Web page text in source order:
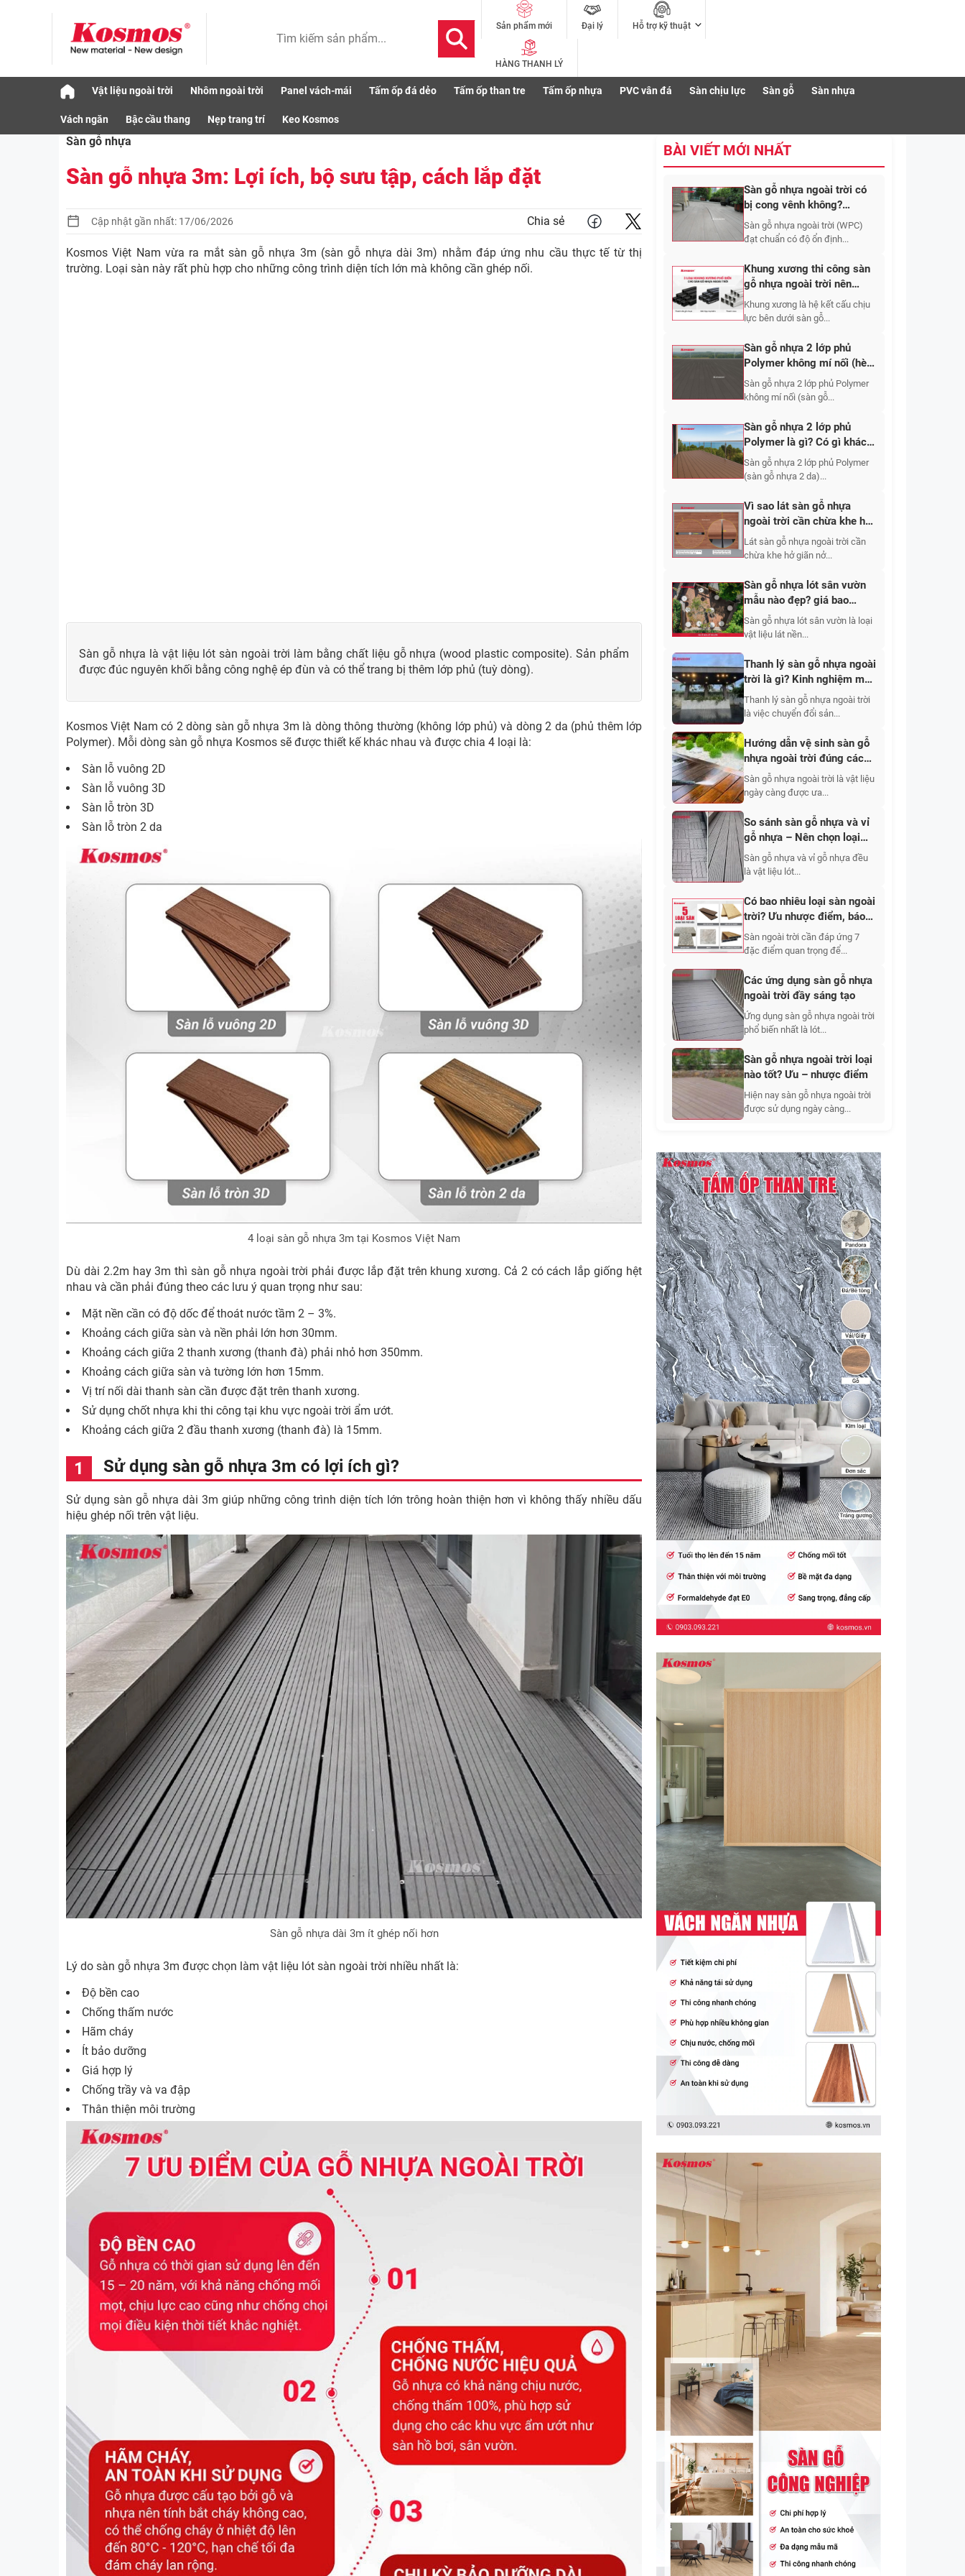
Sản phẩm mới Đại lý Hỗ trợ kỹ thuật
HÀNG THANH LÝ
Vật liệu ngoài trời Nhôm ngoài trời Panel vách-mái Tấm ốp đá dẻo Tấm ốp than tre Tấm ốp nhựa PVC vân đá Sàn chịu lực Sàn gỗ Sàn nhựa
Vách ngăn Bậc cầu thang Nẹp trang trí Keo Kosmos
Sàn gỗ nhựa
Sàn gỗ nhựa 3m: Lợi ích, bộ sưu tập, cách lắp đặt
Cập nhật gần nhất: 17/06/2026 Chia sẻ
Kosmos Việt Nam vừa ra mắt sàn gỗ nhựa 3m (sàn gỗ nhựa dài 3m) nhằm đáp ứng nhu cầu thực tế từ thị
trường. Loại sàn này rất phù hợp cho những công trình diện tích lớn mà không cần ghép nối.
Sàn gỗ nhựa là vật liệu lót sàn ngoài trời làm bằng chất liệu gỗ nhựa (wood plastic composite). Sản phẩm
được đúc nguyên khối bằng công nghệ ép đùn và có thể trang bị thêm lớp phủ (tuỳ dòng).
Kosmos Việt Nam có 2 dòng sàn gỗ nhựa 3m là dòng thông thường (không lớp phủ) và dòng 2 da (phủ thêm lớp
Polymer). Mỗi dòng sàn gỗ nhựa Kosmos sẽ được thiết kế khác nhau và được chia 4 loại là:
Sàn lỗ vuông 2D
Sàn lỗ vuông 3D
Sàn lỗ tròn 3D
Sàn lỗ tròn 2 da
4 loại sàn gỗ nhựa 3m tại Kosmos Việt Nam
Dù dài 2.2m hay 3m thì sàn gỗ nhựa ngoài trời phải được lắp đặt trên khung xương. Cả 2 có cách lắp giống hệt
nhau và cần phải đúng theo các lưu ý quan trọng như sau:
Mặt nền cần có độ dốc để thoát nước tầm 2 – 3%.
Khoảng cách giữa sàn và nền phải lớn hơn 30mm.
Khoảng cách giữa 2 thanh xương (thanh đà) phải nhỏ hơn 350mm.
Khoảng cách giữa sàn và tường lớn hơn 15mm.
Vị trí nối dài thanh sàn cần được đặt trên thanh xương.
Sử dụng chốt nhựa khi thi công tại khu vực ngoài trời ẩm ướt.
Khoảng cách giữa 2 đầu thanh xương (thanh đà) là 15mm.
Sử dụng sàn gỗ nhựa 3m có lợi ích gì?
Sử dụng sàn gỗ nhựa dài 3m giúp những công trình diện tích lớn trông hoàn thiện hơn vì không thấy nhiều dấu
hiệu ghép nối trên vật liệu.
Sàn gỗ nhựa dài 3m ít ghép nối hơn
Lý do sàn gỗ nhựa 3m được chọn làm vật liệu lót sàn ngoài trời nhiều nhất là:
Độ bền cao
Chống thấm nước
Hãm cháy
Ít bảo dưỡng
Giá hợp lý
Chống trầy và va đập
Thân thiện môi trường
BÀI VIẾT MỚI NHẤT
Sàn gỗ nhựa ngoài trời có
bị cong vênh không?
Nguyên nhân và cách hạn
chế
Sàn gỗ nhựa ngoài trời (WPC)
đạt chuẩn có độ ổn định...
Khung xương thi công sàn
gỗ nhựa ngoài trời nên
chọn vật liệu nào và bố trí
khoảng cách bao nhiêu?
Khung xương là hệ kết cấu chịu
lực bên dưới sàn gỗ...
Sàn gỗ nhựa 2 lớp phủ
Polymer không mí nối (hèm
khít) là gì? Ưu điểm nhược
điểm, ứng dụng và báo giá
Sàn gỗ nhựa 2 lớp phủ Polymer
không mí nối (sàn gỗ...
Sàn gỗ nhựa 2 lớp phủ
Polymer là gì? Có gì khác
sàn gỗ nhựa 1 lớp
Sàn gỗ nhựa 2 lớp phủ Polymer
(sàn gỗ nhựa 2 da)...
Vì sao lát sàn gỗ nhựa
ngoài trời cần chừa khe hở
giãn nở?
Lát sàn gỗ nhựa ngoài trời cần
chừa khe hở giãn nở...
Sàn gỗ nhựa lót sân vườn
mẫu nào đẹp? giá bao
nhiêu?
Sàn gỗ nhựa lót sân vườn là loại
vật liệu lát nền...
Thanh lý sàn gỗ nhựa ngoài
trời là gì? Kinh nghiệm mua
hàng thanh lý giá tốt
Thanh lý sàn gỗ nhựa ngoài trời
là việc chuyển đổi sản...
Hướng dẫn vệ sinh sàn gỗ
nhựa ngoài trời đúng cách,
nhanh
Sàn gỗ nhựa ngoài trời là vật liệu
ngày càng được ưa...
So sánh sàn gỗ nhựa và vỉ
gỗ nhựa – Nên chọn loại
nào tốt hơn?
Sàn gỗ nhựa và vỉ gỗ nhựa đều
là vật liệu lót...
Có bao nhiêu loại sàn ngoài
trời? Ưu nhược điểm, báo
giá từng loại sàn
Sàn ngoài trời cần đáp ứng 7
đặc điểm quan trọng để...
Các ứng dụng sàn gỗ nhựa
ngoài trời đầy sáng tạo
Ứng dụng sàn gỗ nhựa ngoài trời
phổ biến nhất là lót...
Sàn gỗ nhựa ngoài trời loại
nào tốt? Ưu – nhược điểm
Hiện nay sàn gỗ nhựa ngoài trời
được sử dụng ngày càng...